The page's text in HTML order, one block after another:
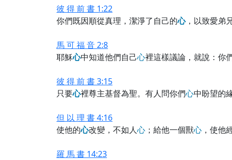
彼 得 前 書 1:22
你們既因順從真理，潔淨了自己的心，以致愛弟
馬 可 福 音 2:8
耶穌心中知道他們自己心裡這樣議論，就說：你
彼 得 前 書 3:15
只要心裡尊主基督為聖。有人問你們心中盼望的
但 以 理 書 4:16
使他的心改變，不如人心 ；給他一個獸心 ，使他
羅 馬 書 14:23